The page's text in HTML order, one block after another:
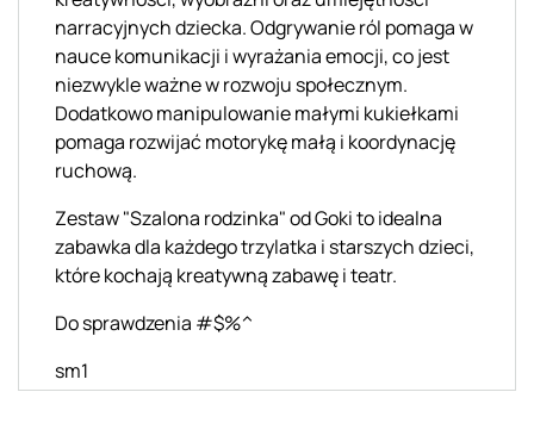
narracyjnych dziecka. Odgrywanie ról pomaga w
nauce komunikacji i wyrażania emocji, co jest
niezwykle ważne w rozwoju społecznym.
Dodatkowo manipulowanie małymi kukiełkami
pomaga rozwijać motorykę małą i koordynację
ruchową.
Zestaw "Szalona rodzinka" od Goki to idealna
zabawka dla każdego trzylatka i starszych dzieci,
które kochają kreatywną zabawę i teatr.
Do sprawdzenia #$%^
sm1